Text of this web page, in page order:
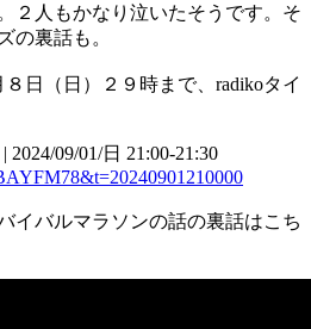
２人もかなり泣いたそうです。そ
の裏話も。
日（日）２９時まで、radikoタイ
09/01/日 21:00-21:30
イバルマラソンの話の裏話はこち